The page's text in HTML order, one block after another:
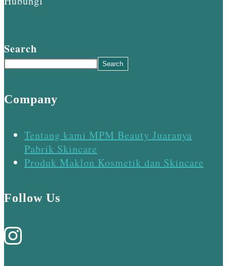
Search
Search
Company
Tentang kami MPM Beauty Juaranya
Pabrik Skincare
Produk Maklon Kosmetik dan Skincare
Follow Us